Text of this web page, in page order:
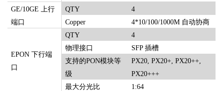
GE/10GE 上行
端口
QTY
4
Copper
4*10/100/1000M 自动协商
EPON 下行端
口
QTY
4
物理接口
SFP 插槽
支持的PON模块等
级
PX20, PX20+, PX20++,
PX20+++
最大分光比
1:64